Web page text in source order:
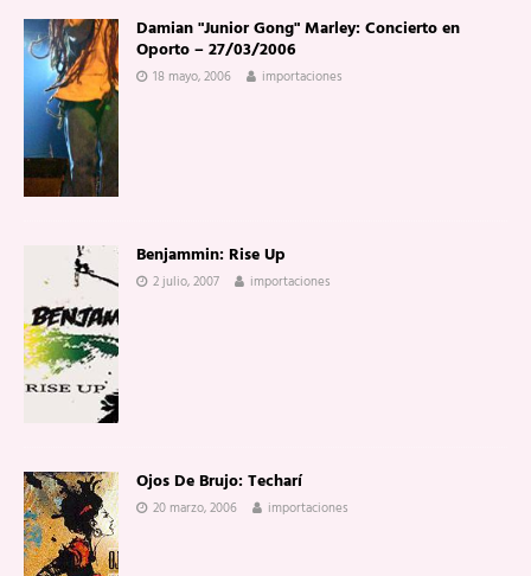
Damian "Junior Gong" Marley: Concierto en
Oporto – 27/03/2006
18 mayo, 2006 importaciones
Benjammin: Rise Up
2 julio, 2007 importaciones
Ojos De Brujo: Techarí
20 marzo, 2006 importaciones